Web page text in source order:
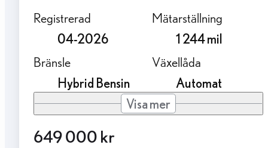
Registrerad
04-2026
Mätarställning
1 244 mil
Bränsle
Hybrid Bensin
Växellåda
Automat
Visa mer
649 000 kr